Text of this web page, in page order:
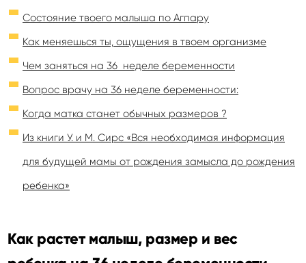
Состояние твоего малыша по Агпару
Как меняешься ты, ощущения в твоем организме
Чем заняться на 36 неделе беременности
Вопрос врачу на 36 неделе беременности:
Когда матка станет обычных размеров ?
Из книги У. и М. Сирс «Вся необходимая информация
для будущей мамы от рождения замысла до рождения
ребенка»
Как растет малыш, размер и вес